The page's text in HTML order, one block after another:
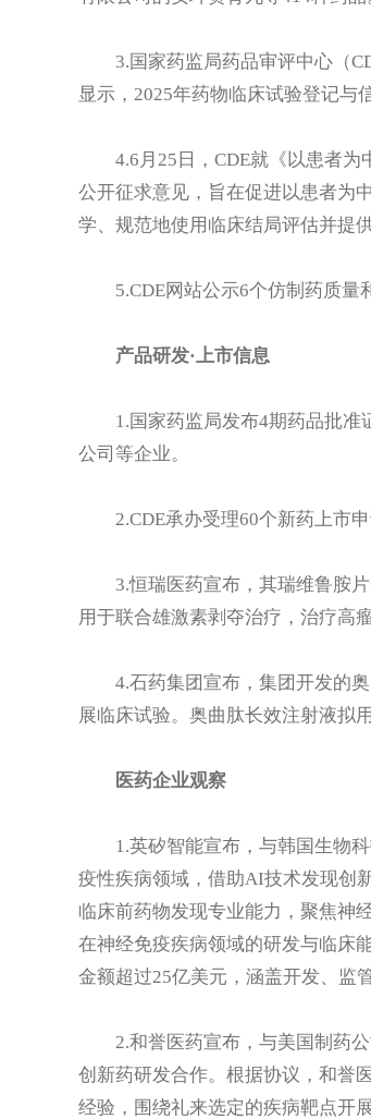
3.国家药监局药品审评中心（
显示，2025年药物临床试验登记与
4.6月25日，CDE就《以患者
公开征求意见，旨在促进以患者为
学、规范地使用临床结局评估并提
5.CDE网站公示6个仿制药质量
产品研发·上市信息
1.国家药监局发布4期药品批
公司等企业。
2.CDE承办受理60个新药上市
3.恒瑞医药宣布，其瑞维鲁胺
用于联合雄激素剥夺治疗，治疗高
4.石药集团宣布，集团开发的
展临床试验。奥曲肽长效注射液拟
医药企业观察
1.英矽智能宣布，与韩国生物
疫性疾病领域，借助AI技术发现创
临床前药物发现专业能力，聚焦神
在神经免疫疾病领域的研发与临床
金额超过25亿美元，涵盖开发、监
2.和誉医药宣布，与美国制药
创新药研发合作。根据协议，和誉
经验，围绕礼来选定的疾病靶点开